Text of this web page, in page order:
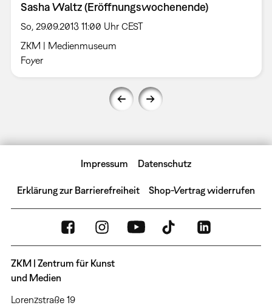
Sasha Waltz (Eröffnungswochenende)
So, 29.09.2013 11:00 Uhr CEST
ZKM | Medienmuseum
Foyer
Impressum Datenschutz
Erklärung zur Barrierefreiheit Shop-Vertrag widerrufen
ZKM | Zentrum für Kunst
und Medien
Lorenzstraße 19